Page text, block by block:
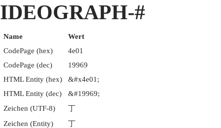
IDEOGRAPH-#
Name
Wert
CodePage (hex)
4e01
CodePage (dec)
19969
HTML Entity (hex)
&#x4e01;
HTML Entity (dec)
&#19969;
Zeichen (UTF-8)
丁
Zeichen (Entity)
丁